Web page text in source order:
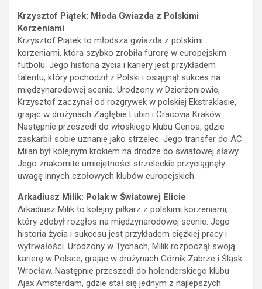
Krzysztof Piątek: Młoda Gwiazda z Polskimi
Korzeniami
Krzysztof Piątek to młodsza gwiazda z polskimi
korzeniami, która szybko zrobiła furorę w europejskim
futbolu. Jego historia życia i kariery jest przykładem
talentu, który pochodził z Polski i osiągnął sukces na
międzynarodowej scenie. Urodzony w Dzierżoniowie,
Krzysztof zaczynał od rozgrywek w polskiej Ekstraklasie,
grając w drużynach Zagłębie Lubin i Cracovia Kraków.
Następnie przeszedł do włoskiego klubu Genoa, gdzie
zaskarbił sobie uznanie jako strzelec. Jego transfer do AC
Milan był kolejnym krokiem na drodze do światowej sławy.
Jego znakomite umiejętności strzeleckie przyciągnęły
uwagę innych czołowych klubów europejskich.
Arkadiusz Milik: Polak w Światowej Elicie
Arkadiusz Milik to kolejny piłkarz z polskimi korzeniami,
który zdobył rozgłos na międzynarodowej scenie. Jego
historia życia i sukcesu jest przykładem ciężkiej pracy i
wytrwałości. Urodzony w Tychach, Milik rozpoczął swoją
karierę w Polsce, grając w drużynach Górnik Zabrze i Śląsk
Wrocław. Następnie przeszedł do holenderskiego klubu
Ajax Amsterdam, gdzie stał się jednym z najlepszych